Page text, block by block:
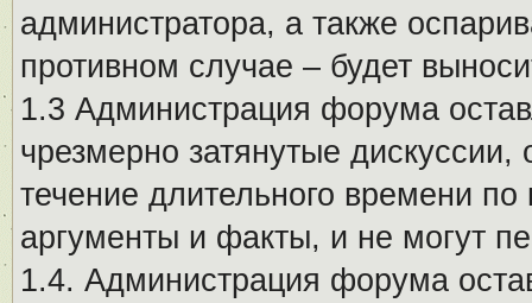
администратора, а также
противном случае – будет
1.3 Администрация форума
чрезмерно затянутые
течение длительного времени
аргументы и факты, и не могут
1.4. Администрация форума